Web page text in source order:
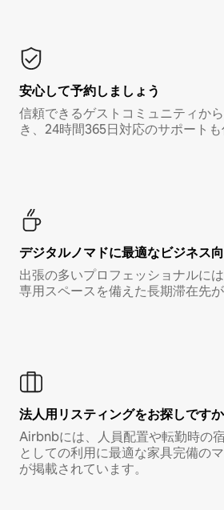
安心して予約しましょう
信頼できるゲストコミュニティか
き、24時間365日対応のサポートも
デジタルノマド⁠に最⁠適⁠なビ⁠ジ⁠ネ⁠ス⁠
出張の多いプロフェッショナルに
専用スペースを備えた長期滞在先が
法人用リスティングをお探しです
Airbnbには、人員配置や転勤時の
としての利用に最適な家具完備の
が掲載されています。